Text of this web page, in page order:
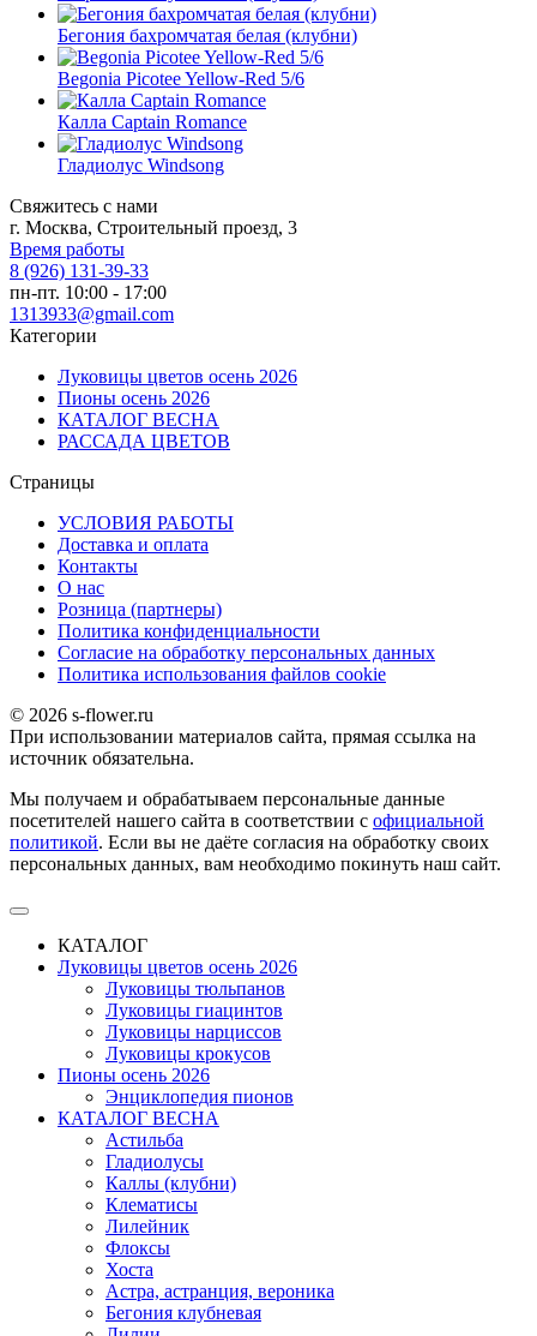
Бегония бахромчатая белая (клубни)
Begonia Picotee Yellow-Red 5/6
Калла Captain Romance
Гладиолус Windsong
Свяжитесь с нами
г. Москва, Строительный проезд, 3
Время работы
8 (926) 131-39-33
пн-пт. 10:00 - 17:00
1313933@gmail.com
Категории
Луковицы цветов осень 2026
Пионы осень 2026
КАТАЛОГ ВЕСНА
РАССАДА ЦВЕТОВ
Страницы
УСЛОВИЯ РАБОТЫ
Доставка и оплата
Контакты
О наc
Розница (партнеры)
Политика конфиденциальности
Согласие на обработку персональных данных
Политика использования файлов сookie
© 2026 s-flower.ru
При использовании материалов сайта, прямая ссылка на
источник обязательна.
Мы получаем и обрабатываем персональные данные
посетителей нашего сайта в соответствии с официальной
политикой. Если вы не даёте согласия на обработку своих
персональных данных, вам необходимо покинуть наш сайт.
КАТАЛОГ
Луковицы цветов осень 2026
Луковицы тюльпанов
Луковицы гиацинтов
Луковицы нарциссов
Луковицы крокусов
Пионы осень 2026
Энциклопедия пионов
КАТАЛОГ ВЕСНА
Астильба
Гладиолусы
Каллы (клубни)
Клематисы
Лилейник
Флоксы
Хоста
Астра, астранция, вероника
Бегония клубневая